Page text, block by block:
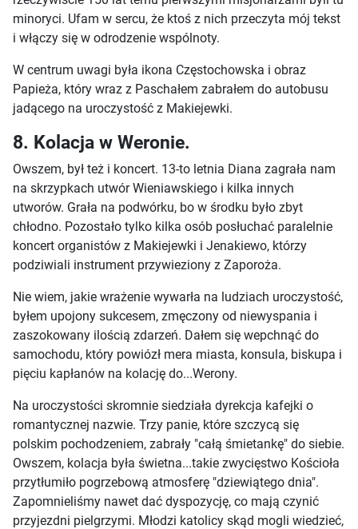
minoryci. Ufam w sercu, że ktoś z nich przeczyta mój tekst
i włączy się w odrodzenie wspólnoty.
W centrum uwagi była ikona Częstochowska i obraz
Papieża, który wraz z Paschałem zabrałem do autobusu
jadącego na uroczystość z Makiejewki.
8. Kolacja w Weronie.
Owszem, był też i koncert. 13-to letnia Diana zagrała nam
na skrzypkach utwór Wieniawskiego i kilka innych
utworów. Grała na podwórku, bo w środku było zbyt
chłodno. Pozostało tylko kilka osób posłuchać paralelnie
koncert organistów z Makiejewki i Jenakiewo, którzy
podziwiali instrument przywieziony z Zaporoża.
Nie wiem, jakie wrażenie wywarła na ludziach uroczystość,
byłem upojony sukcesem, zmęczony od niewyspania i
zaszokowany ilością zdarzeń. Dałem się wepchnąć do
samochodu, który powiózł mera miasta, konsula, biskupa i
pięciu kapłanów na kolację do...Werony.
Na uroczystości skromnie siedziała dyrekcja kafejki o
romantycznej nazwie. Trzy panie, które szczycą się
polskim pochodzeniem, zabrały "całą śmietankę" do siebie.
Owszem, kolacja była świetna...takie zwycięstwo Kościoła
przytłumiło pogrzebową atmosferę "dziewiątego dnia".
Zapomnieliśmy nawet dać dyspozycję, co mają czynić
przyjezdni pielgrzymi. Młodzi katolicy skąd mogli wiedzieć,